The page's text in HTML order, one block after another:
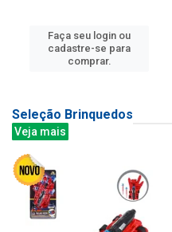
Faça seu login ou
cadastre-se para
comprar.
Seleção Brinquedos
Veja mais